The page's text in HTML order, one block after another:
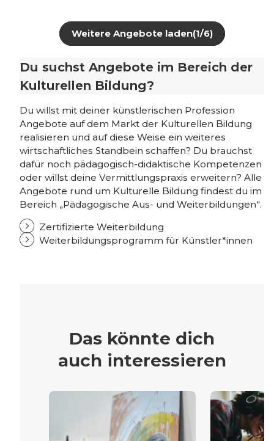
Weitere Angebote laden(1/6)
Du suchst Angebote im Bereich der
Kulturellen Bildung?
Du willst mit deiner künstlerischen Profession
Angebote auf dem Markt der Kulturellen Bildung
realisieren und auf diese Weise ein weiteres
wirtschaftliches Standbein schaffen? Du brauchst
dafür noch pädagogisch-didaktische Kompetenzen
oder willst deine Vermittlungspraxis erweitern? Alle
Angebote rund um Kulturelle Bildung findest du im
Bereich „Pädagogische Aus- und Weiterbildungen“.
Zertifizierte Weiterbildung
Weiterbildungsprogramm für Künstler*innen
Das könnte dich
auch interessieren